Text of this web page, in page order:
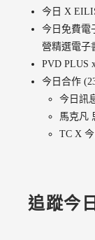
今日 X
今日免費電
營精選電子
PVD PLUS
今日合作
今日訊
馬克凡
TC X
追蹤今